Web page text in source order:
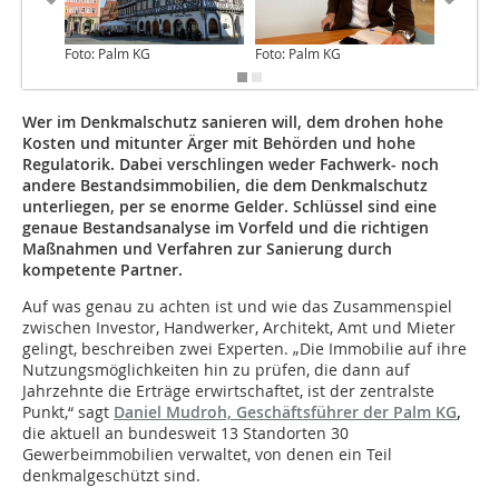
Foto: Palm KG Foto: Palm KG
Wer im Denkmalschutz sanieren will, dem drohen hohe
Kosten und mitunter Ärger mit Behörden und hohe
Regulatorik. Dabei verschlingen weder Fachwerk- noch
andere Bestandsimmobilien, die dem Denkmalschutz
unterliegen, per se enorme Gelder. Schlüssel sind eine
genaue Bestandsanalyse im Vorfeld und die richtigen
Maßnahmen und Verfahren zur Sanierung durch
kompetente Partner.
Auf was genau zu achten ist und wie das Zusammenspiel
zwischen Investor, Handwerker, Architekt, Amt und Mieter
gelingt, beschreiben zwei Experten. „Die Immobilie auf ihre
Nutzungsmöglichkeiten hin zu prüfen, die dann auf
Jahrzehnte die Erträge erwirtschaftet, ist der zentralste
Punkt,“ sagt Daniel Mudroh, Geschäftsführer der Palm KG,
die aktuell an bundesweit 13 Standorten 30
Gewerbeimmobilien verwaltet, von denen ein Teil
denkmalgeschützt sind.